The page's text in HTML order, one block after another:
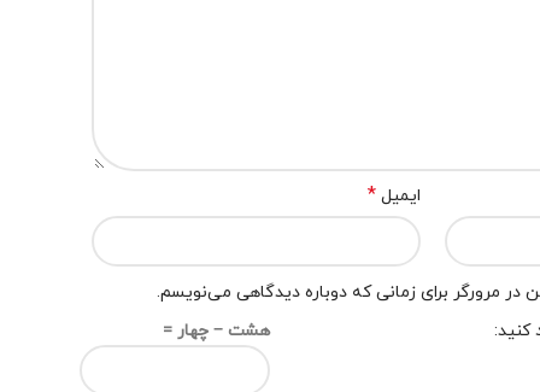
ایمیل *
در مرورگر برای زمانی که دوباره دیدگاهی می‌نویسم.
کنید:
هشت − چهار =